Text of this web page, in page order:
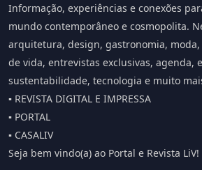
Informação, experiências e conexões
mundo contemporâneo e cosmopolita.
arquitetura, design, gastronomia,
de vida, entrevistas exclusivas, agenda,
sustentabilidade, tecnologia e muito
▪️ REVISTA DIGITAL E IMPRESSA
▪️ PORTAL
▪️ CASALIV
Seja bem vindo(a) ao Portal e Revista LiV!